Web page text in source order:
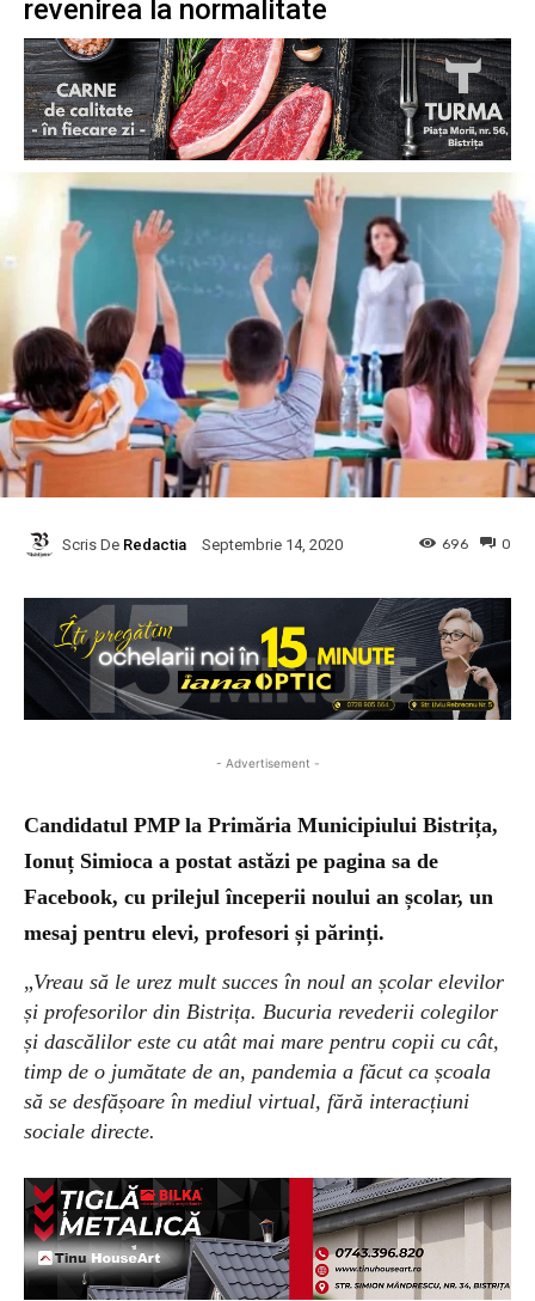
revenirea la normalitate
Scris De Redactia Septembrie 14, 2020 0
696
- Advertisement -
Candidatul PMP la Primăria Municipiului Bistrița,
Ionuț Simioca a postat astăzi pe pagina sa de
Facebook, cu prilejul începerii noului an școlar, un
mesaj pentru elevi, profesori și părinți.
„Vreau să le urez mult succes în noul an școlar elevilor
și profesorilor din Bistrița. Bucuria revederii colegilor
și dascălilor este cu atât mai mare pentru copii cu cât,
timp de o jumătate de an, pandemia a făcut ca școala
să se desfășoare în mediul virtual, fără interacțiuni
sociale directe.